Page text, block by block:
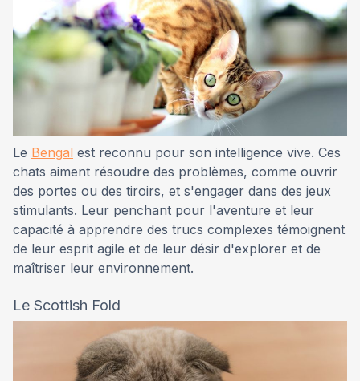
Le Bengal est reconnu pour son intelligence vive. Ces
chats aiment résoudre des problèmes, comme ouvrir
des portes ou des tiroirs, et s'engager dans des jeux
stimulants. Leur penchant pour l'aventure et leur
capacité à apprendre des trucs complexes témoignent
de leur esprit agile et de leur désir d'explorer et de
maîtriser leur environnement.
Le Scottish Fold